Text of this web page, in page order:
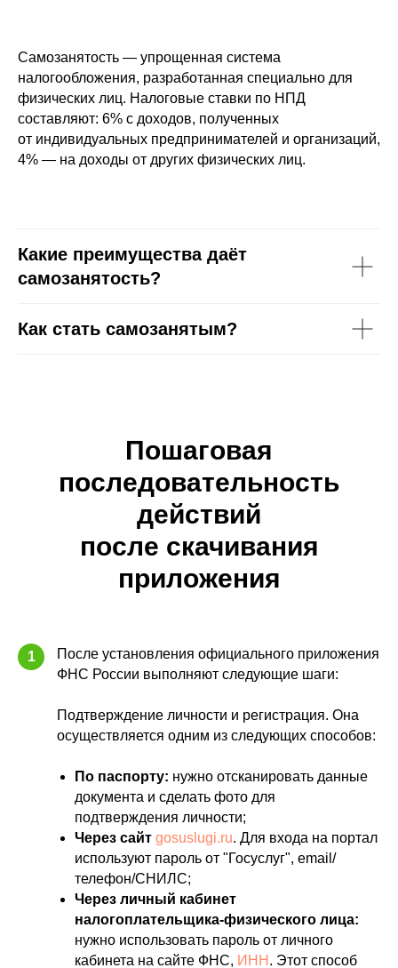
Самозанятость — упрощенная система
налогообложения, разработанная специально для
физических лиц. Налоговые ставки по НПД
составляют: 6% с доходов, полученных
от индивидуальных предпринимателей и организаций,
4% — на доходы от других физических лиц.
Какие преимущества даёт
самозанятость?
Как стать самозанятым?
Пошаговая
последовательность
действий
после скачивания
приложения
1
После установления официального приложения
ФНС России выполняют следующие шаги:
Подтверждение личности и регистрация. Она
осуществляется одним из следующих способов:
По паспорту: нужно отсканировать данные
документа и сделать фото для
подтверждения личности;
Через сайт gosuslugi.ru. Для входа на портал
используют пароль от "Госуслуг", email/
телефон/СНИЛС;
Через личный кабинет
налогоплательщика-физического лица:
нужно использовать пароль от личного
кабинета на сайте ФНС, ИНН . Этот способ